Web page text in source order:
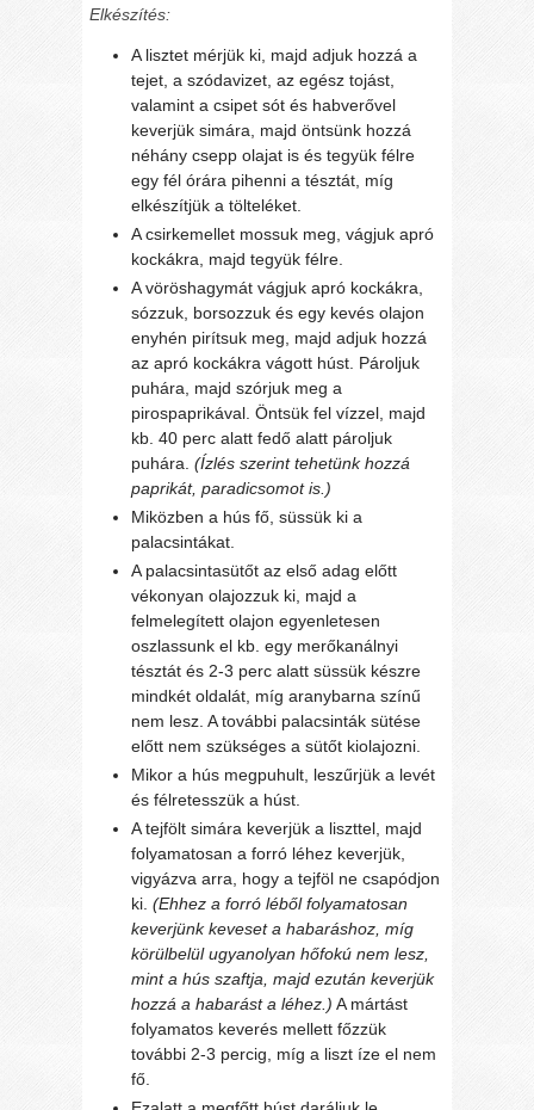
Elkészítés:
A lisztet mérjük ki, majd adjuk hozzá a
tejet, a szódavizet, az egész tojást,
valamint a csipet sót és habverővel
keverjük simára, majd öntsünk hozzá
néhány csepp olajat is és tegyük félre
egy fél órára pihenni a tésztát, míg
elkészítjük a tölteléket.
A csirkemellet mossuk meg, vágjuk apró
kockákra, majd tegyük félre.
A vöröshagymát vágjuk apró kockákra,
sózzuk, borsozzuk és egy kevés olajon
enyhén pirítsuk meg, majd adjuk hozzá
az apró kockákra vágott húst. Pároljuk
puhára, majd szórjuk meg a
pirospaprikával. Öntsük fel vízzel, majd
kb. 40 perc alatt fedő alatt pároljuk
puhára.(Ízlés szerint tehetünk hozzá
paprikát, paradicsomot is.)
Miközben a hús fő, süssük ki a
palacsintákat.
A palacsintasütőt az első adag előtt
vékonyan olajozzuk ki, majd a
felmelegített olajon egyenletesen
oszlassunk el kb. egy merőkanálnyi
tésztát és 2-3 perc alatt süssük készre
mindkét oldalát, míg aranybarna színű
nem lesz. A további palacsinták sütése
előtt nem szükséges a sütőt kiolajozni.
Mikor a hús megpuhult, leszűrjük a levét
és félretesszük a húst.
A tejfölt simára keverjük a liszttel, majd
folyamatosan a forró léhez keverjük,
vigyázva arra, hogy a tejföl ne csapódjon
ki.(Ehhez a forró léből folyamatosan
keverjünk keveset a habaráshoz, míg
körülbelül ugyanolyan hőfokú nem lesz,
mint a hús szaftja, majd ezután keverjük
hozzá a habarást a léhez.) A mártást
folyamatos keverés mellett főzzük
további 2-3 percig, míg a liszt íze el nem
fő.